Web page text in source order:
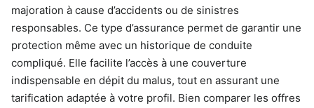
majoration à cause d’accidents ou de sinistres
responsables. Ce type d’assurance permet de garantir une
protection même avec un historique de conduite
compliqué. Elle facilite l’accès à une couverture
indispensable en dépit du malus, tout en assurant une
tarification adaptée à votre profil. Bien comparer les offres